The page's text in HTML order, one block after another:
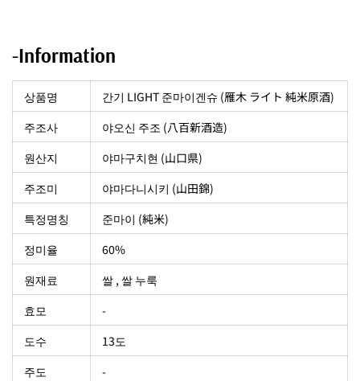
-Information
상품명
간기 LIGHT 준마이겐슈 (雁木 ライト 純米原酒)
주조사
야오신 주조 (八百新酒造)
원산지
야마구치현 (山口県)
주조미
야마다니시키 (山田錦)
특정명칭
준마이 (純米)
정미율
60%
원재료
쌀 , 쌀 누룩
효모
-
도수
13도
주도
-